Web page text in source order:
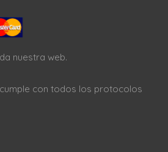
nuestra web.
con todos los protocolos